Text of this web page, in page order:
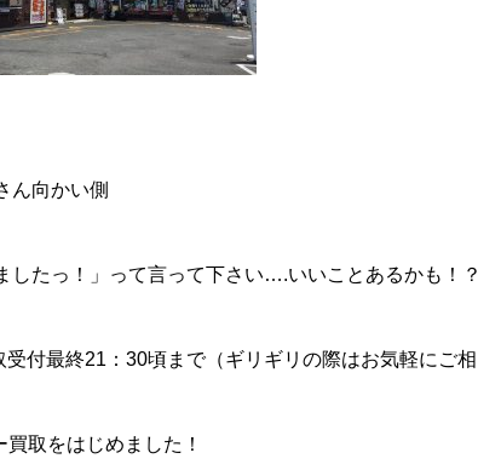
ん向かい側
たっ！」って言って下さい….いいことあるかも！？
付最終21：30頃まで（ギリギリの際はお気軽にご相
取をはじめました！